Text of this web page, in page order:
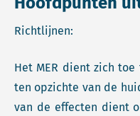
Richtlijnen:
Het MER dient zich
ten opzichte van de
van de effecten dient